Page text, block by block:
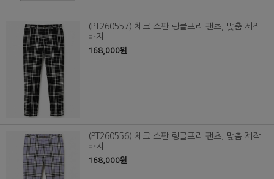
(PT260557) 체크 스판 링클프리 팬츠, 맞춤 제작
바지
168,000원
(PT260556) 체크 스판 링클프리 팬츠, 맞춤 제작
바지
168,000원